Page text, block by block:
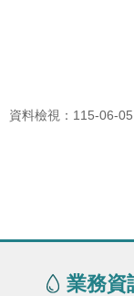
資料檢視：115-06-
業務資